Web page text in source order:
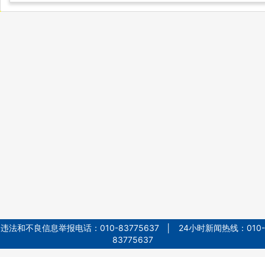
违法和不良信息举报电话：010-83775637 │ 24小时新闻热线：010-
83775637